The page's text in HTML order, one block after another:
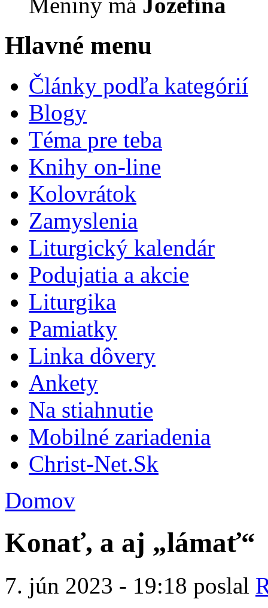
Hlavné menu
Články podľa kategórií
Blogy
Téma pre teba
Knihy on-line
Kolovrátok
Zamyslenia
Liturgický kalendár
Podujatia a akcie
Liturgika
Pamiatky
Linka dôvery
Ankety
Na stiahnutie
Mobilné zariadenia
Christ-Net.Sk
Domov
Konať, a aj „lámať“
7. jún 2023 - 19:18 poslal